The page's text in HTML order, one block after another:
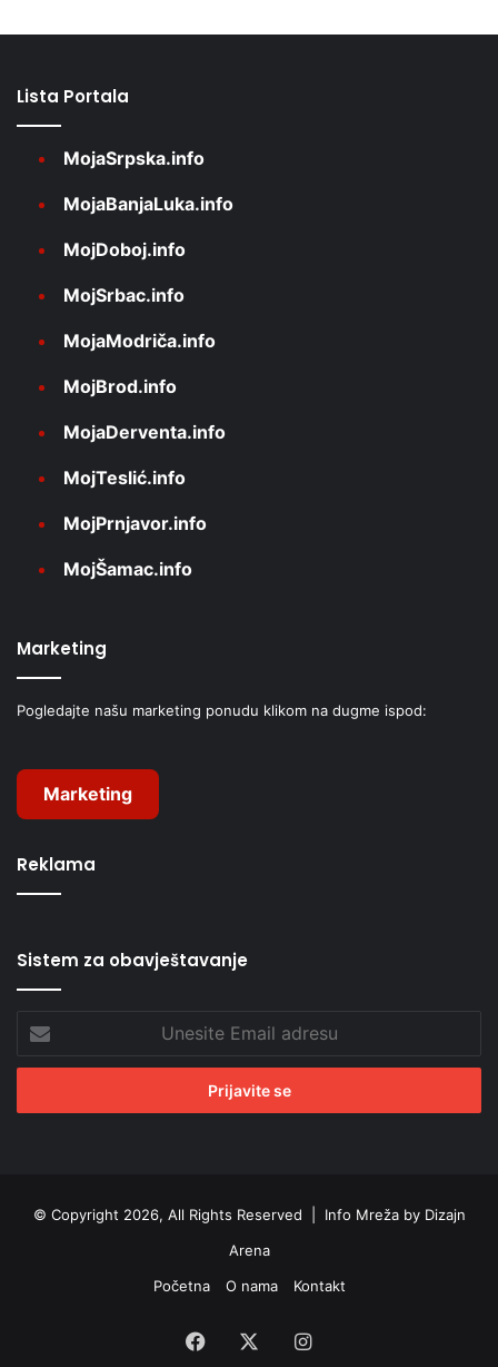
Lista Portala
MojaSrpska.info
MojaBanjaLuka.info
MojDoboj.info
MojSrbac.info
MojaModriča.info
MojBrod.info
MojaDerventa.info
MojTeslić.info
MojPrnjavor.info
MojŠamac.info
Marketing
Pogledajte našu marketing ponudu klikom na dugme ispod:
Marketing
Reklama
Sistem za obavještavanje
Email
adresu
© Copyright 2026, All Rights Reserved | Info Mreža by Dizajn
Arena
Početna
O nama Kontakt
Facebook Instagram